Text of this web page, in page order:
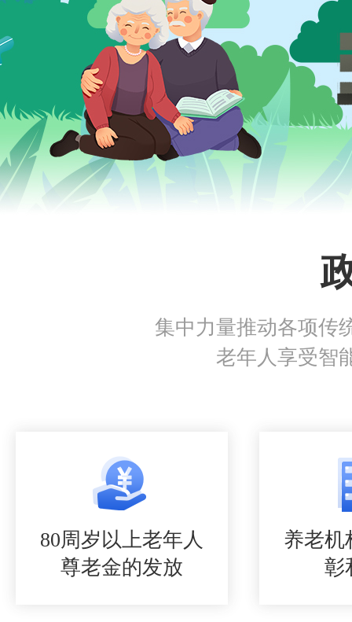
集中力量推动各项传
老年人享受智
80周岁以上老年人
尊老金的发放
养老机
彰